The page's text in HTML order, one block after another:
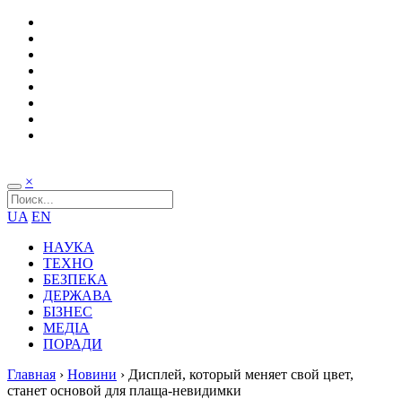
×
UA EN
НАУКА
ТЕХНО
БЕЗПЕКА
ДЕРЖАВА
БІЗНЕС
МЕДІА
ПОРАДИ
Главная › Новини › Дисплей, который меняет свой цвет,
станет основой для плаща-невидимки